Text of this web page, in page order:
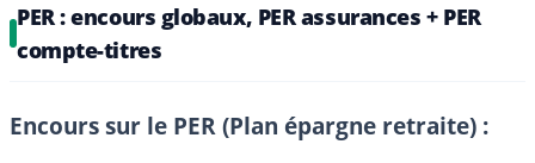
PER : encours globaux, PER assurances + PER
compte-titres
Encours sur le PER (Plan épargne retraite) :